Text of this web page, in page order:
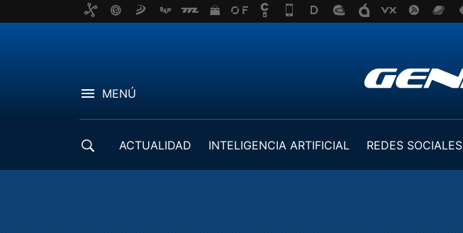
MENÚ
ACTUALIDAD INTELIGENCIA ARTIFICIAL REDES SOCIALES